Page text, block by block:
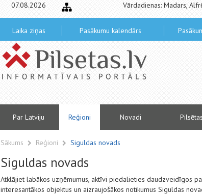
07.08.2026 Vārdadienas: Madars,
Laika ziņas Pasākumu kalendārs
Par Latviju Reģioni Novadi Pilsētas
Sākums Reģioni Siguldas novads
Siguldas novads
Atklājiet labākos uzņēmumus, aktīvi piedalieties daudzveidīgos
interesantākos objektus un aizraujošākos notikumus Siguldas